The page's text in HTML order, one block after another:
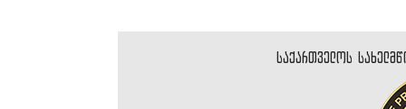
საქართველოს